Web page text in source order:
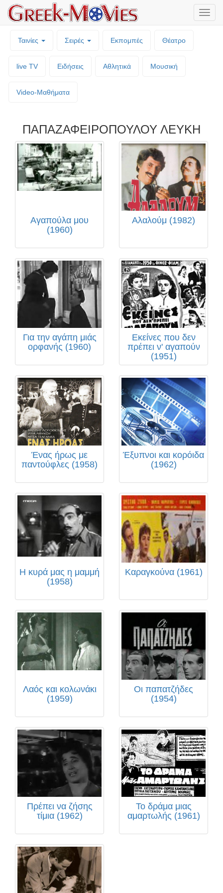
Ταινίες Σειρές Εκπομπές Θέατρο
live TV Ειδήσεις Αθλητικά Μουσική
Video-Mαθήματα
ΠΑΠΑΖΑΦΕΙΡΟΠΟΥΛΟΥ ΛΕΥΚΗ
Αγαπούλα μου
(1960)
Αλαλούμ (1982)
Για την αγάπη μιάς
ορφανής (1960)
Εκείνες που δεν
πρέπει ν' αγαπούν
(1951)
Ένας ήρως με
παντούφλες (1958)
Έξυπνοι και κορόιδα
(1962)
Η κυρά μας η μαμμή
(1958)
Καραγκούνα (1961)
Λαός και κολωνάκι
(1959)
Οι παπατζήδες
(1954)
Πρέπει να ζήσης
τίμια (1962)
Το δράμα μιας
αμαρτωλής (1961)